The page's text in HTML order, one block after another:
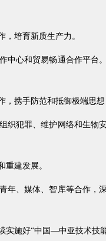
培育新质生产力。
心和贸易畅通合作平台
携手防范和抵御极端思想
犯罪、维护网络和生物
建发展。
、媒体、智库等合作
施好“中国—中亚技术技